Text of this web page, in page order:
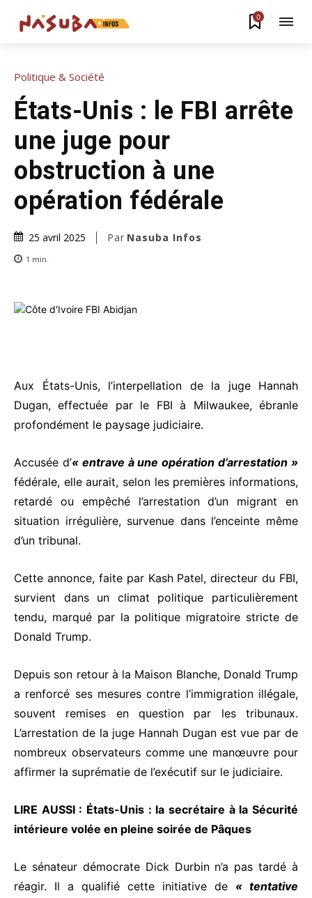
0
Politique & Société
États-Unis : le FBI arrête
une juge pour
obstruction à une
opération fédérale
25 avril 2025 Par Nasuba Infos
1 min.
Aux États-Unis, l’interpellation de la juge Hannah
Dugan, effectuée par le FBI à Milwaukee, ébranle
profondément le paysage judiciaire.
Accusée d’« entrave à une opération d’arrestation »
fédérale, elle aurait, selon les premières informations,
retardé ou empêché l’arrestation d’un migrant en
situation irrégulière, survenue dans l’enceinte même
d’un tribunal.
Cette annonce, faite par Kash Patel, directeur du FBI,
survient dans un climat politique particulièrement
tendu, marqué par la politique migratoire stricte de
Donald Trump.
Depuis son retour à la Maison Blanche, Donald Trump
a renforcé ses mesures contre l’immigration illégale,
souvent remises en question par les tribunaux.
L’arrestation de la juge Hannah Dugan est vue par de
nombreux observateurs comme une manœuvre pour
affirmer la suprématie de l’exécutif sur le judiciaire.
LIRE AUSSI : États-Unis : la secrétaire à la Sécurité
intérieure volée en pleine soirée de Pâques
Le sénateur démocrate Dick Durbin n’a pas tardé à
réagir. Il a qualifié cette initiative de « tentative